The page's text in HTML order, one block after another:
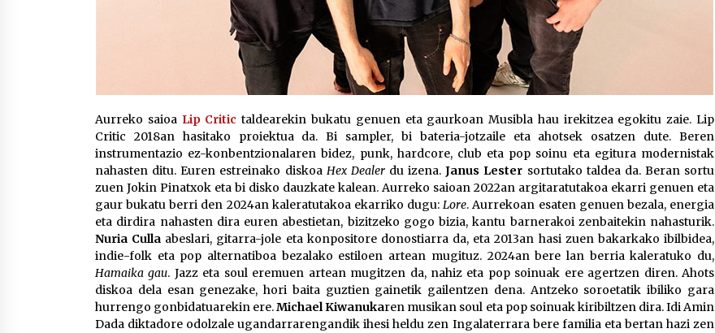
Aurreko saioa Lip Critictaldearekin bukatu genuen eta gaurkoan Musibla hau irekitzea egokitu zaie. Lip
Critic 2018an hasitako proiektua da. Bi sampler, bi bateria-jotzaile eta ahotsek osatzen dute. Beren
instrumentazio ez-konbentzionalaren bidez, punk, hardcore, club eta pop soinu eta egitura modernistak
nahasten ditu. Euren estreinako diskoa Hex Dealer du izena.Janus Lester sortutako taldea da. Beran sortu
zuen Jokin Pinatxok eta bi disko dauzkate kalean. Aurreko saioan 2022an argitaratutakoa ekarri genuen eta
gaur bukatu berri den 2024an kaleratutakoa ekarriko dugu:Lore. Aurrekoan esaten genuen bezala, energia
eta dirdira nahasten dira euren abestietan, bizitzeko gogo bizia, kantu barnerakoi zenbaitekin nahasturik.
Nuria Culla abeslari, gitarra-jole eta konpositore donostiarra da, eta 2013an hasi zuen bakarkako ibilbidea,
indie-folk eta pop alternatiboa bezalako estiloen artean mugituz. 2024an bere lan berria kaleratuko du,
Hamaika gau. Jazz eta soul eremuen artean mugitzen da, nahiz eta pop soinuak ere agertzen diren. Ahots
diskoa dela esan genezake, hori baita guztien gainetik gailentzen dena. Antzeko soroetatik ibiliko gara
hurrengo gonbidatuarekin ere.Michael Kiwanukaren musikan soul eta pop soinuak kiribiltzen dira. Idi Amin
Dada diktadore odolzale ugandarrarengandik ihesi heldu zen Ingalaterrara bere familia eta bertan hazi zen